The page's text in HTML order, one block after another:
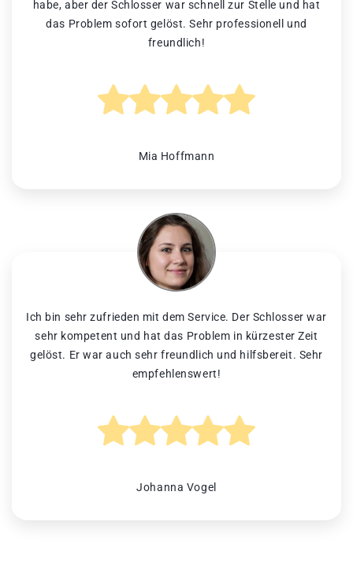
habe, aber der Schlosser war schnell zur Stelle und hat
das Problem sofort gelöst. Sehr professionell und
freundlich!
Mia Hoffmann
Ich bin sehr zufrieden mit dem Service. Der Schlosser war
sehr kompetent und hat das Problem in kürzester Zeit
gelöst. Er war auch sehr freundlich und hilfsbereit. Sehr
empfehlenswert!
Johanna Vogel